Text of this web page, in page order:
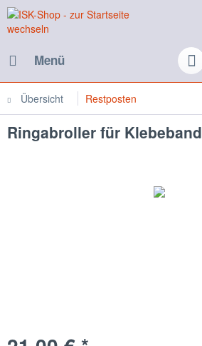
Menü
Übersicht Restposten
Ringabroller für Klebeband